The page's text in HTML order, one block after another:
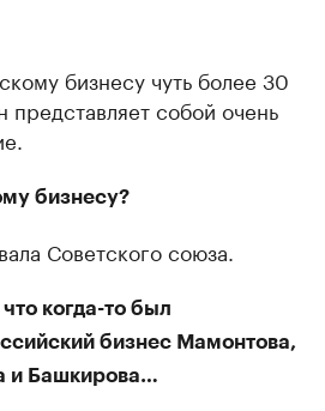
бизнесу чуть более 30
представляет собой очень
бизнесу?
Советского союза.
когда-то был
бизнес Мамонтова,
и Башкирова…